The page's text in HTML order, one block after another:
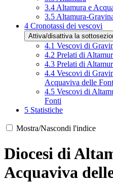
3.4Altamura e
3.5Altamura-
4 Cronotassi dei vescovi
Attiva/disattiva la
4.1 Vescovi di
4.2 Prelati di
4.3 Prelati di
4.4 Vescovi di
Acquaviva delle
4.5 Vescovi di
Fonti
5 Statistiche
Mostra/Nascondi l'indice
Diocesi di
Acquaviva